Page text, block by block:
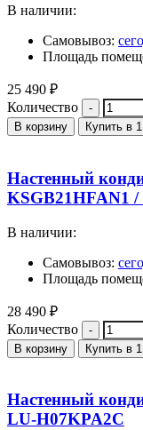
В наличии:
Самовывоз:
Площадь
25 490 ₽
Количество
В корзину Купить в
Настенный
KSGB21HFAN1
В наличии:
Самовывоз:
Площадь
28 490 ₽
Количество
В корзину Купить в
Настенный
LU-H07KPA2C